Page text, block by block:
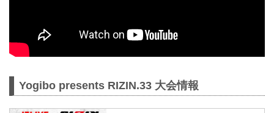
Yogibo presents RIZIN.33 大会情報